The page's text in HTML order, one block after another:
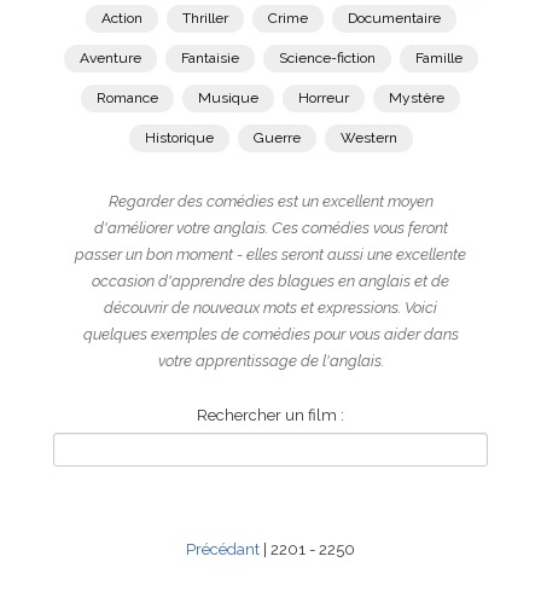
Action Thriller Crime Documentaire
Aventure Fantaisie Science-fiction Famille
Romance Musique Horreur Mystère
Historique Guerre Western
Regarder des comédies est un excellent moyen
d'améliorer votre anglais. Ces comédies vous feront
passer un bon moment - elles seront aussi une excellente
occasion d'apprendre des blagues en anglais et de
découvrir de nouveaux mots et expressions. Voici
quelques exemples de comédies pour vous aider dans
votre apprentissage de l'anglais.
Rechercher un film :
Précédant | 2201 - 2250